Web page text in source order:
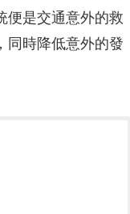
便是交通意外的救
同時降低意外的發